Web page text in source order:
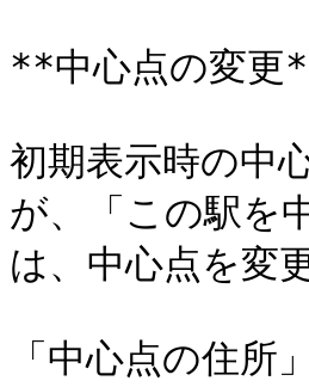
**中心点の変更
初期表示時の中
が、「この駅を
は、中心点を変
「中心点の住